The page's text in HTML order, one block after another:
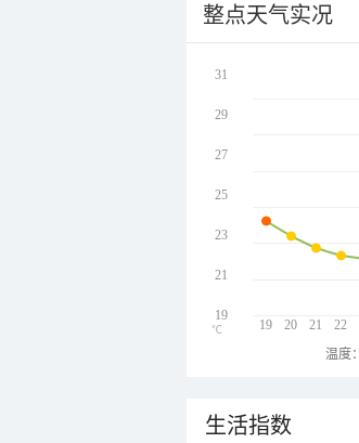
整点天气实况
19 20 21 22
31
29
27
25
23
21
19
℃
温度
生活指数